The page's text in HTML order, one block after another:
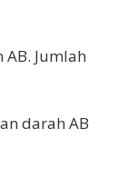
Jumlah
darah AB